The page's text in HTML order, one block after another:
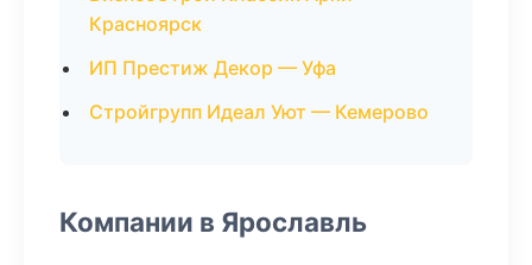
Красноярск
ИП Престиж Декор — Уфа
Стройгрупп Идеал Уют — Кемерово
Компании в Ярославль